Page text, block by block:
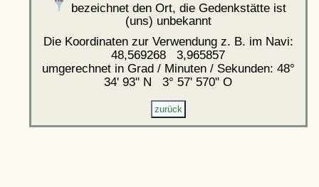
bezeichnet den Ort, die Gedenkstätte ist
(uns) unbekannt
Die Koordinaten zur Verwendung z. B. im Navi:
48,569268 3,965857
umgerechnet in Grad / Minuten / Sekunden: 48°
34' 93'' N 3° 57' 570'' O